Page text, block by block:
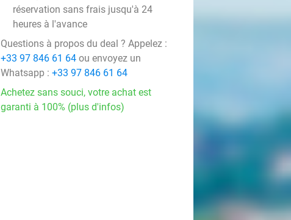
réservation sans frais jusqu'à 24
heures à l'avance
Questions à propos du deal ? Appelez :
+33 97 846 61 64 ou envoyez un
Whatsapp : +33 97 846 61 64
Achetez sans souci, votre achat est
garanti à 100% (plus d'infos)